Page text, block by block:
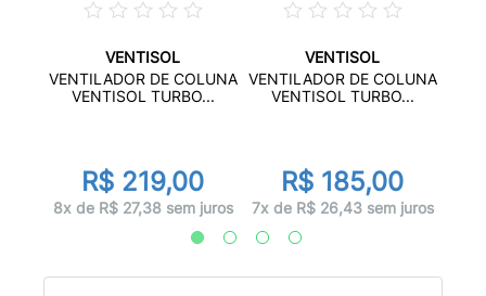
VENTISOL
VENTILADOR DE COLUNA
VENTISOL TURBO...
R$ 219,00
8x de R$ 27,38 sem juros
VENTISOL
VENTILADOR DE COLUNA
VENTISOL TURBO...
R$ 185,00
7x de R$ 26,43 sem juros